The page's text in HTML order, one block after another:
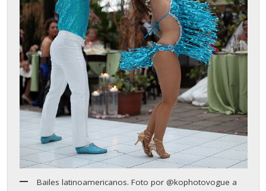
Bailes latinoamericanos. Foto por @kophotovogue a